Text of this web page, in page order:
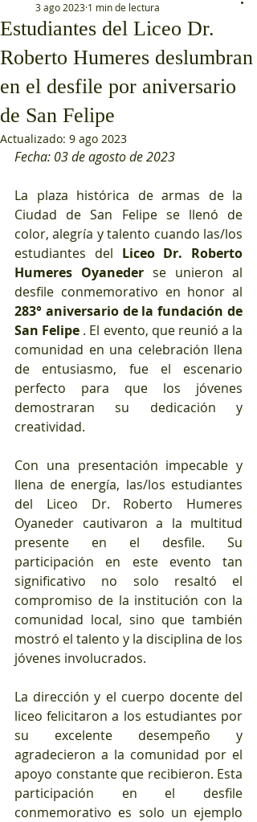
Estudiantes del Liceo Dr.
Roberto Humeres deslumbran
en el desfile por aniversario
de San Felipe
3 ago 2023 1 min de lectura
Actualizado: 9 ago 2023
Fecha: 03 de agosto de 2023
La plaza histórica de armas de la
Ciudad de San Felipe se llenó de
color, alegría y talento cuando las/los
estudiantes del Liceo Dr. Roberto
Humeres Oyaneder se unieron al
283° aniversario de la fundación de
San Felipe . El evento, que reunió a la
comunidad en una celebración llena
de entusiasmo, fue el escenario
perfecto para que los jóvenes
demostraran su dedicación y
creatividad.
Con una presentación impecable y
llena de energía, las/los estudiantes
del Liceo Dr. Roberto Humeres
Oyaneder cautivaron a la multitud
presente en el desfile. Su
participación en este evento tan
significativo no solo resaltó el
compromiso de la institución con la
comunidad local, sino que también
mostró el talento y la disciplina de los
jóvenes involucrados.
La dirección y el cuerpo docente del
liceo felicitaron a los estudiantes por
su excelente desempeño y
agradecieron a la comunidad por el
apoyo constante que recibieron. Esta
participación en el desfile
conmemorativo es solo un ejemplo